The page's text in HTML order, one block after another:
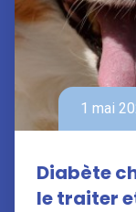
1 mai
Diabète
le traiter